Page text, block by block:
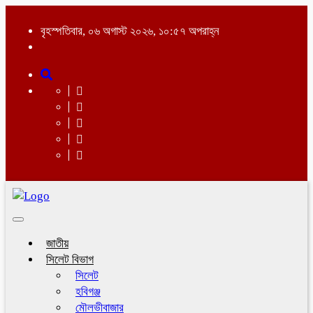
বৃহস্পতিবার, ০৬ অগাস্ট ২০২৬, ১০:৫৭ অপরাহ্ন
Toggle
জাতীয়
সিলেট বিভাগ
সিলেট
হবিগঞ্জ
মৌলভীবাজার